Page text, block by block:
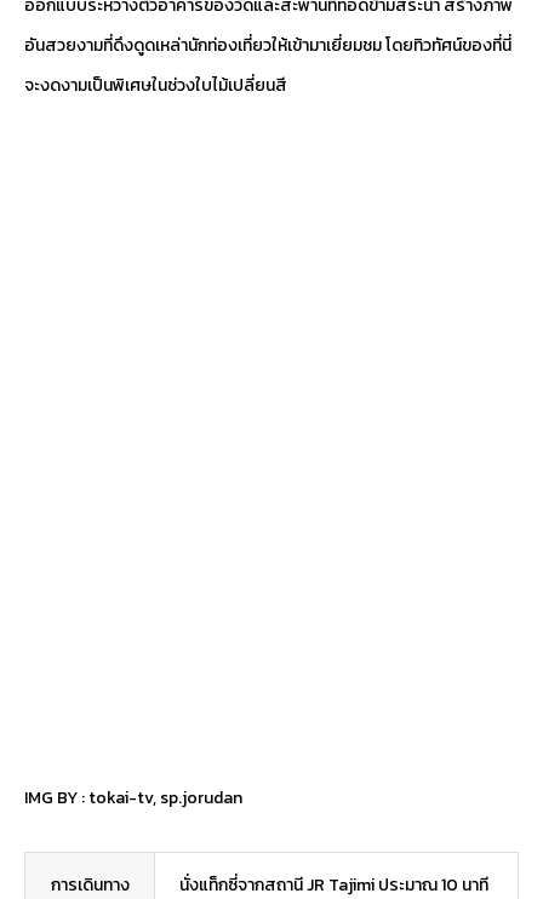
ออกแบบระหว่างตัวอาคารของวัดและสะพานที่ทอดข้ามสระน้ำ สร้างภาพ
อันสวยงามที่ดึงดูดเหล่านักท่องเที่ยวให้เข้ามาเยี่ยมชม โดยทิวทัศน์ของที่นี่
จะงดงามเป็นพิเศษในช่วงใบไม้เปลี่ยนสี
IMG BY :tokai-tv,sp.jorudan
การเดินทาง นั่งแท็กซี่จากสถานี JR Tajimi ประมาณ 10 นาที